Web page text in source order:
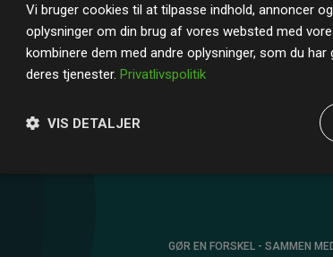
kompenserer for
200% af
udledninger .
GØR EN FORSKEL - SAMMEN
Vi bruger cookies til at tilpasse indhold, annoncer
oplysninger om din brug af vores websted med
kombinere dem med andre oplysninger, som du
deres tjenester. Privatlivspolitik
VIS DETALJER